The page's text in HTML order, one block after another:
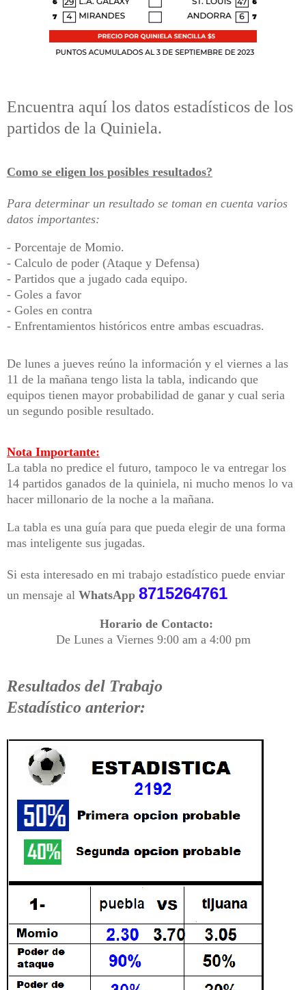
Encuentra aquí los datos estadísticos de los
partidos de la Quiniela.
Como se eligen los posibles resultados?
Para determinar un resultado se toman en cuenta varios
datos importantes:
- Porcentaje de Momio.
- Calculo de poder (Ataque y Defensa)
- Partidos que a jugado cada equipo.
- Goles a favor
- Goles en contra
- Enfrentamientos históricos entre ambas escuadras.
De lunes a jueves reúno la información y el viernes a las
11 de la mañana tengo lista la tabla, indicando que
equipos tienen mayor probabilidad de ganar y cual seria
un segundo posible resultado.
Nota Importante:
La tabla no predice el futuro, tampoco le va entregar los
14 partidos ganados de la quiniela, ni mucho menos lo va
hacer millonario de la noche a la mañana.
La tabla es una guía para que pueda elegir de una forma
mas inteligente sus jugadas.
Si esta interesado en mi trabajo estadístico puede enviar
un mensaje al WhatsApp 8715264761
Horario de Contacto:
De Lunes a Viernes 9:00 am a 4:00 pm
Resultados del Trabajo
Estadístico anterior: